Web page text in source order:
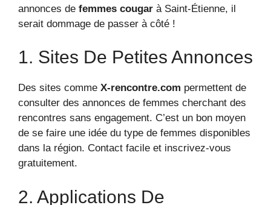
annonces de femmes cougar à Saint-Étienne, il
serait dommage de passer à côté !
1. Sites De Petites Annonces
Des sites comme X-rencontre.com permettent de
consulter des annonces de femmes cherchant des
rencontres sans engagement. C’est un bon moyen
de se faire une idée du type de femmes disponibles
dans la région. Contact facile et inscrivez-vous
gratuitement.
2. Applications De